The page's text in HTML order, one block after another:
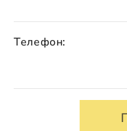
Телефон: